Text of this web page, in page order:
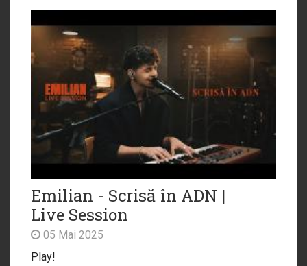
Emilian - Scrisă în ADN |
Live Session
05 Mai 2025
Play!